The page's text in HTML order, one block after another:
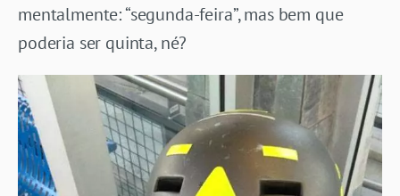
mentalmente: “segunda-feira”, mas bem que
poderia ser quinta, né?